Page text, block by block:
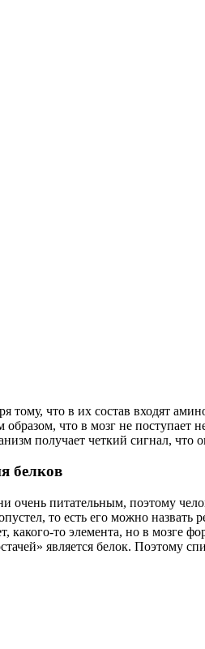
тому, что в их состав входят
что в мозг не
получает четкий сигнал, что
белков
питательным, поэтому
то есть его можно
какого-то элемента, но в мозге
является белок. Поэтому